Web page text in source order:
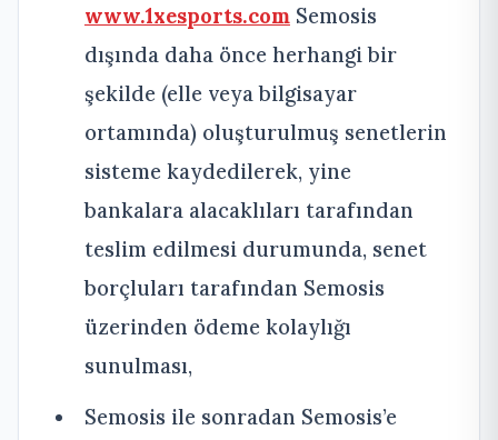
www.1xesports.comSemosis
dışında daha önce herhangi bir
şekilde (elle veya bilgisayar
ortamında) oluşturulmuş senetlerin
sisteme kaydedilerek, yine
bankalara alacaklıları tarafından
teslim edilmesi durumunda, senet
borçluları tarafından Semosis
üzerinden ödeme kolaylığı
sunulması,
Semosis ile sonradan Semosis’e